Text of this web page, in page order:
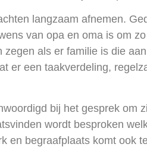
langzaam afnemen.
van opa en oma is om
als er familie is die
er een taakverdeling,
bij het gesprek om
wordt besproken
en begraafplaats komt ook